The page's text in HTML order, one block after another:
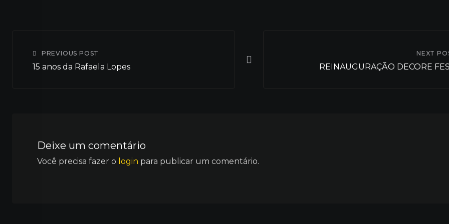
PREVIOUS POST
15 anos da Rafaela Lopes
NEXT
REINAUGURAÇÃO DECORE
Deixe um comentário
Você precisa fazer o login para publicar um comentário.